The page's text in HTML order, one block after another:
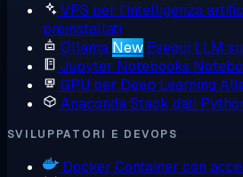
VPS per l'intelligenza
preinstallati
Ollama New Esegui LLM
Jupyter Notebooks
GPU per Deep Learning
AnacondaStack dati
SVILUPPATORI E DEVOPS
Docker Container con